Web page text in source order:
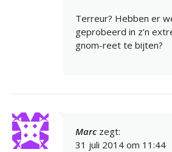
Terreur? Hebben er
geprobeerd in z’n
gnom-reet te bijten?
Marc zegt:
31 juli 2014 om 11:44